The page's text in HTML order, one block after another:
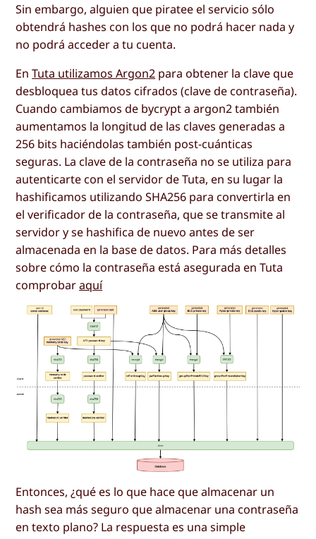
Sin embargo, alguien que piratee el servicio sólo
obtendrá hashes con los que no podrá hacer nada y
no podrá acceder a tu cuenta.
EnTuta utilizamos Argon2 para obtener la clave que
desbloquea tus datos cifrados (clave de contraseña).
Cuando cambiamos de bycrypt a argon2 también
aumentamos la longitud de las claves generadas a
256 bits haciéndolas también post-cuánticas
seguras. La clave de la contraseña no se utiliza para
autenticarte con el servidor de Tuta, en su lugar la
hashificamos utilizando SHA256 para convertirla en
el verificador de la contraseña, que se transmite al
servidor y se hashifica de nuevo antes de ser
almacenada en la base de datos. Para más detalles
sobre cómo la contraseña está asegurada en Tuta
comprobaraquí
Entonces, ¿qué es lo que hace que almacenar un
hash sea más seguro que almacenar una contraseña
en texto plano? La respuesta es una simple